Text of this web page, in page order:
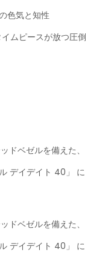
色気と知性
ムピースが放つ圧倒
ドベゼルを備えた、
デイデイト 40」
に
ドベゼルを備えた、
デイデイト 40」
に